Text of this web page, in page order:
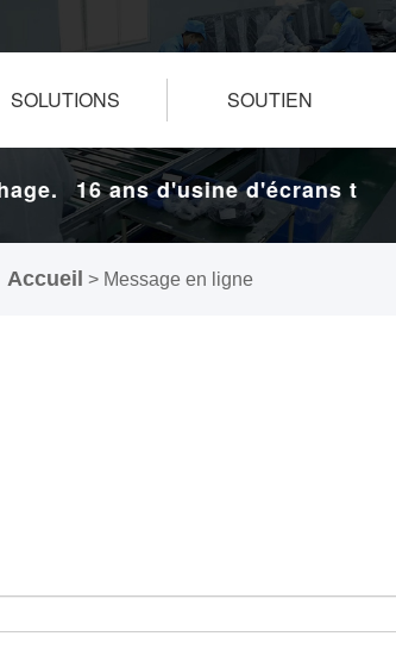
SOLUTIONS SOUTIEN
16 ans d'usine d'écrans
Accueil > Message en ligne